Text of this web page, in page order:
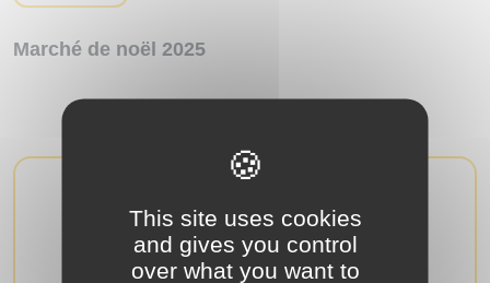
Marché de noël 2025
Photos Divers
Voir la galerie photo
Auto Vintage Igny 2026
Publié le 30/05/2026
Voir la galerie photo
This site uses cookies
and gives you control
over what you want to